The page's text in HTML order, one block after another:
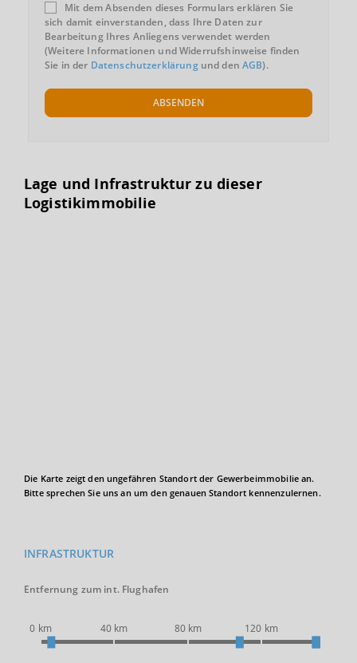
Mit dem Absenden dieses Formulars erklären Sie
sich damit einverstanden, dass Ihre Daten zur
Bearbeitung Ihres Anliegens verwendet werden
(Weitere Informationen und Widerrufshinweise finden
Sie in der Datenschutzerklärungund denAGB).
ABSENDEN
Lage und Infrastruktur zu dieser
Logistikimmobilie
Die Karte zeigt den ungefähren Standort der Gewerbeimmobilie an.
Bitte sprechen Sie uns an um den genauen Standort kennenzulernen.
INFRASTRUKTUR
Entfernung zum int. Flughafen
0 km 40 km 80 km 120 km